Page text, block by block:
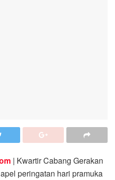
| Kwartir Cabang Gerakan
peringatan hari pramuka